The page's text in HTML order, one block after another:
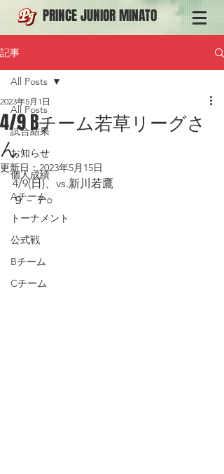
PRINCE JUNIOR MINATO
記事
All Posts
試合結果
お知らせ
個人成績
Aチーム
トーナメント
公式戦
Bチーム
Cチーム
All Posts
4/9 Bチーム若草リーグさ
ん
2023年5月1日
更新日：2023年5月15日
4/9(日)、vs.新川若鷹
９－７○